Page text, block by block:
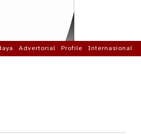
Advertorial Profile Internasional